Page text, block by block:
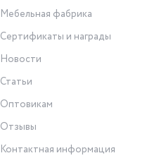
Мебельная фабрика
Сертификаты и награды
Новости
Статьи
Оптовикам
Отзывы
Контактная информация